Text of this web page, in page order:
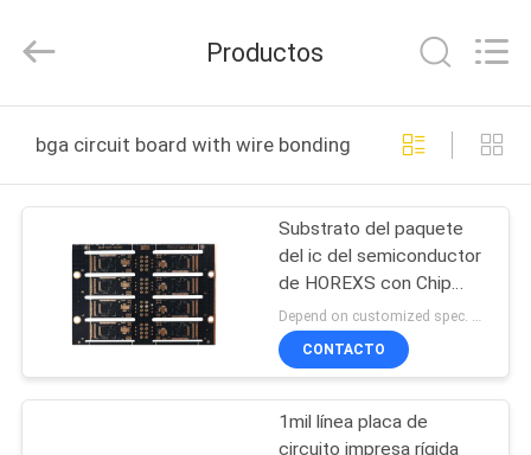
PRODUCTOS
SOBRE
NOSOTROS
VIAJE
Electronics
Co.,Ltd..
Reserved.
Productos
bga circuit board with wire bonding fabricación en línea
Substrato del paquete
del ic del semiconductor
de HOREXS con Chip
Wire Bonding
Depend on customized spec. MOQ:Muestra o producción en masa
CONTACTO
1mil línea placa de
circuito impresa rígida